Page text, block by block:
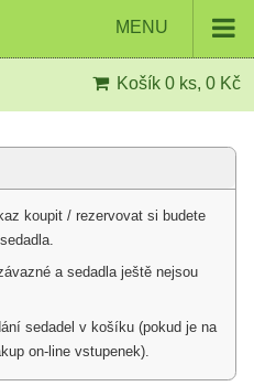
MENU
Košík 0 ks, 0 Kč
koupit / rezervovat si budete
a sedadla ještě nejsou
sedadel v košíku (pokud je na
on-line vstupenek).